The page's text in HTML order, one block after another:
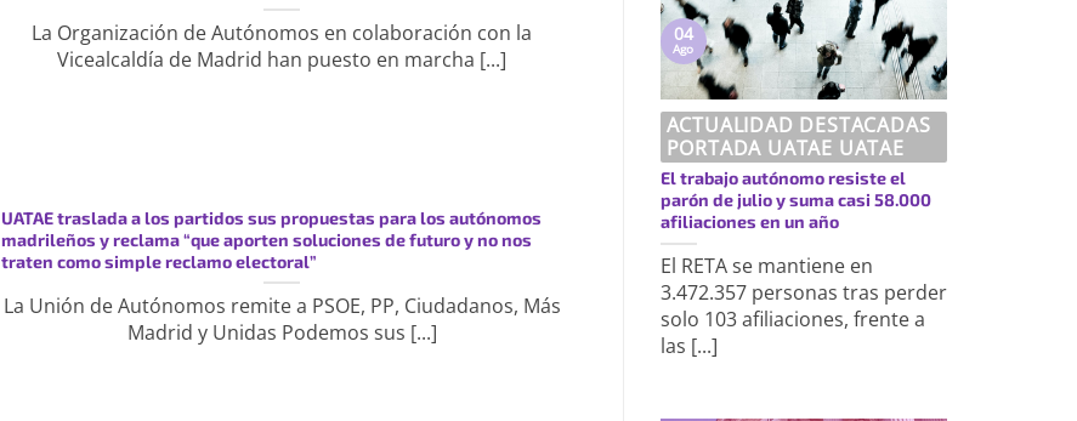
La Organización de Autónomos en colaboración con la
Vicealcaldía de Madrid han puesto en marcha [...]
UATAE traslada a los partidos sus propuestas para los autónomos
madrileños y reclama “que aporten soluciones de futuro y no nos
traten como simple reclamo electoral”
La Unión de Autónomos remite a PSOE, PP, Ciudadanos, Más
Madrid y Unidas Podemos sus [...]
ACTUALIDAD DESTACADAS
PORTADA UATAE UATAE
El trabajo autónomo resiste el
parón de julio y suma casi 58.000
afiliaciones en un año
El RETA se mantiene en
3.472.357 personas tras perder
solo 103 afiliaciones, frente a
las [...]
04
Ago